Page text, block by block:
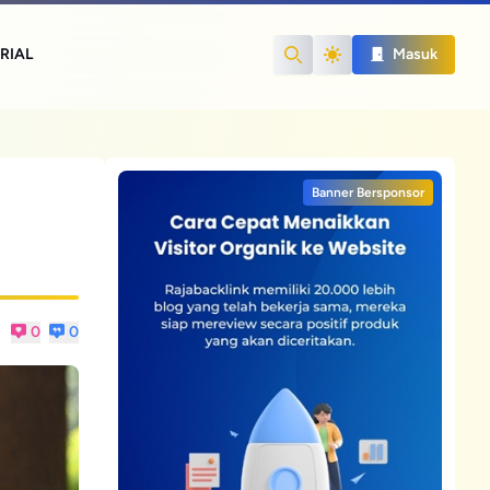
Search
Masuk
0 0
Banner Bersponsor